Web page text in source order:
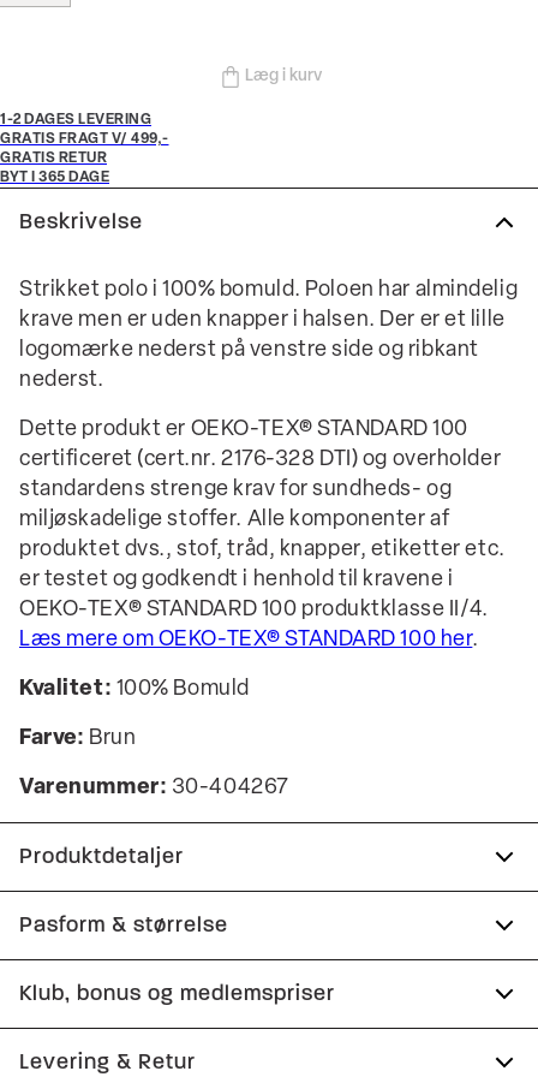
Læg i kurv
1-2 DAGES LEVERING
GRATIS FRAGT V/ 499,-
GRATIS RETUR
BYT I 365 DAGE
Beskrivelse
Strikket polo i 100% bomuld. Poloen har almindelig
krave men er uden knapper i halsen. Der er et lille
logomærke nederst på venstre side og ribkant
nederst.
Dette produkt er OEKO-TEX® STANDARD 100
certificeret (cert.nr. 2176-328 DTI) og overholder
standardens strenge krav for sundheds- og
miljøskadelige stoffer. Alle komponenter af
produktet dvs., stof, tråd, knapper, etiketter etc.
er testet og godkendt i henhold til kravene i
OEKO-TEX® STANDARD 100 produktklasse II/4.
Læs mere om OEKO-TEX® STANDARD 100 her.
Kvalitet: 100% Bomuld
Farve: Brun
Varenummer: 30-404267
Produktdetaljer
Åben hals.
Certificeret med OEKO-TEX® STANDARD 100.
Logomærke nederst på venstre side.
Pasform & størrelse
Fit:Comfort fit
Klub, bonus og medlemspriser
Tilmeld dig Club Wagner helt gratis.
Levering & Retur